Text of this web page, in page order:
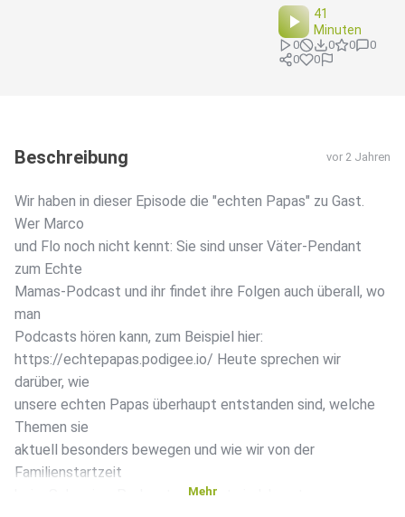
41
Minuten
0 0 0
0
0
0
Beschreibung vor 2 Jahren
Wir haben in dieser Episode die "echten Papas" zu Gast.
Wer Marco
und Flo noch nicht kennt: Sie sind unser Väter-Pendant
zum Echte
Mamas-Podcast und ihr findet ihre Folgen auch überall, wo
man
Podcasts hören kann, zum Beispiel hier:
https://echtepapas.podigee.io/ Heute sprechen wir
darüber, wie
unsere echten Papas überhaupt entstanden sind, welche
Themen sie
aktuell besonders bewegen und wie wir von der
Familienstartzeit
beim Schweige-Podcast gelandet sind. Lasst uns
Mehr